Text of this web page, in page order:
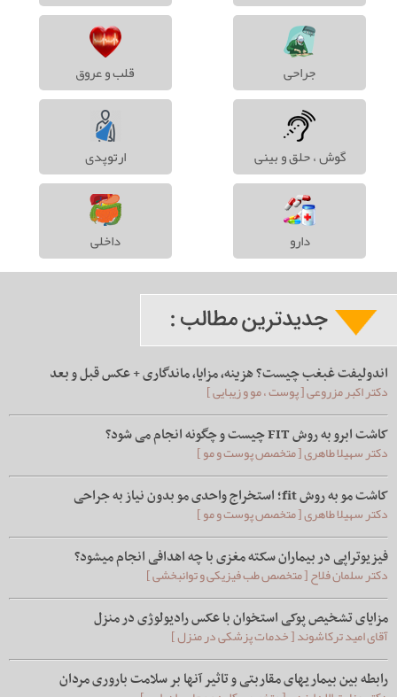
جراحی قلب و عروق
گوش ، حلق و بینی ارتوپدی
دارو داخلی
اندولیفت غبغب چیست؟ هزینه، مزایا، ماندگاری + عکس قبل و بعد
دکتر اکبر مزروعی [ پوست ، مو و زیبایی ]
کاشت ابرو به روش FIT چیست و چگونه انجام می شود؟
دکتر سهیلا طاهری [ متخصص پوست و مو ]
کاشت مو به روش fit؛ استخراج واحدی مو بدون نیاز به جراحی
دکتر سهیلا طاهری [ متخصص پوست و مو ]
فیزیوتراپی در بیماران سکته مغزی با چه اهدافی انجام میشود؟
دکتر سلمان فلاح [ متخصص طب فیزیکی و توانبخشی ]
مزایای تشخیص پوکی استخوان با عکس رادیولوژی در منزل
آقای امید ترکاشوند [ خدمات پزشکی در منزل ]
رابطه بین بیماریهای مقاربتی و تاثیر آنها بر سلامت باروری مردان